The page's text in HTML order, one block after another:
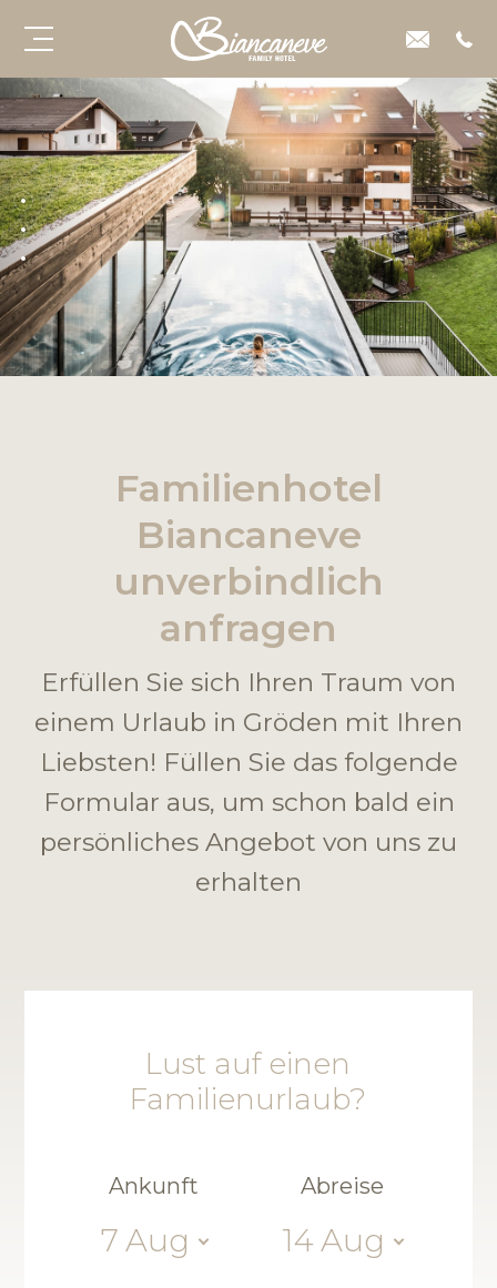
Familienhotel
Biancaneve
unverbindlich
anfragen
Erfüllen Sie sich Ihren Traum von
einem Urlaub in Gröden mit Ihren
Liebsten! Füllen Sie das folgende
Formular aus, um schon bald ein
persönliches Angebot von uns zu
erhalten
Lust auf einen
Familienurlaub?
Ankunft
7 Aug
Abreise
14 Aug